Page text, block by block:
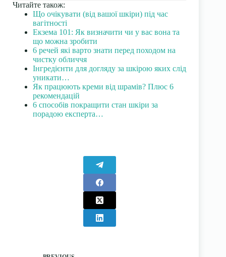
Читайте також:
Що очікувати (від вашої шкіри) під час
вагітності
Екзема 101: Як визначити чи у вас вона та
що можна зробити
6 речей які варто знати перед походом на
чистку обличчя
Інгредієнти для догляду за шкірою яких слід
уникати…
Як працюють креми від шрамів? Плюс 6
рекомендацій
6 способів покращити стан шкіри за
порадою експерта…